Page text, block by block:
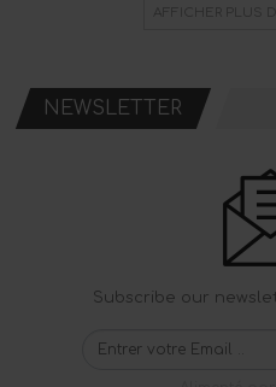
AFFICHER PLUS
NEWSLETTER
Subscribe our